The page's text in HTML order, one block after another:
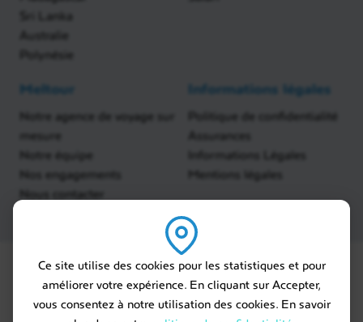
Ce site utilise des cookies pour les statistiques et pour
améliorer votre expérience. En cliquant sur Accepter,
vous consentez à notre utilisation des cookies. En savoir
Sri Lanka
Australie
Polynésie
Meltour
Notre agence de voyage sur
mesure
Notre équipe
Nos engagements
Nous contacter
Informations légales
Politique de confidentialité
Assurances
Informations Légales
Mentions légales